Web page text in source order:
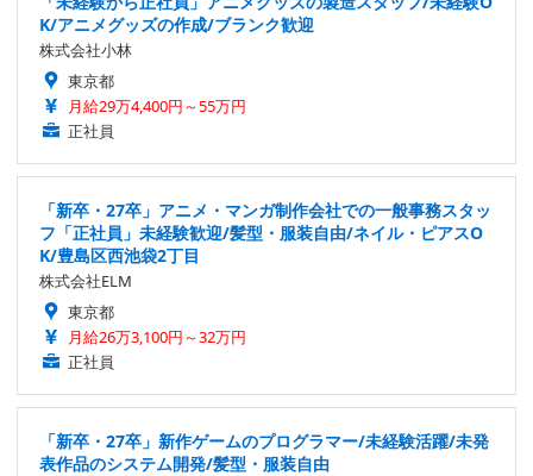
K/アニメグッズの作成/ブランク歓迎
株式会社小林
東京都
月給29万4,400円～55万円
正社員
「新卒・27卒」アニメ・マンガ制作会社での一般事務スタッ
フ「正社員」未経験歓迎/髪型・服装自由/ネイル・ピアスO
K/豊島区西池袋2丁目
株式会社ELM
東京都
月給26万3,100円～32万円
正社員
「新卒・27卒」新作ゲームのプログラマー/未経験活躍/未発
表作品のシステム開発/髪型・服装自由